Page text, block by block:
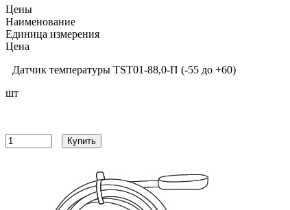
Цены
Наименование
Единица измерения
Цена
Датчик температуры TST01-88,0-П (-55 до +60)
шт
Купить